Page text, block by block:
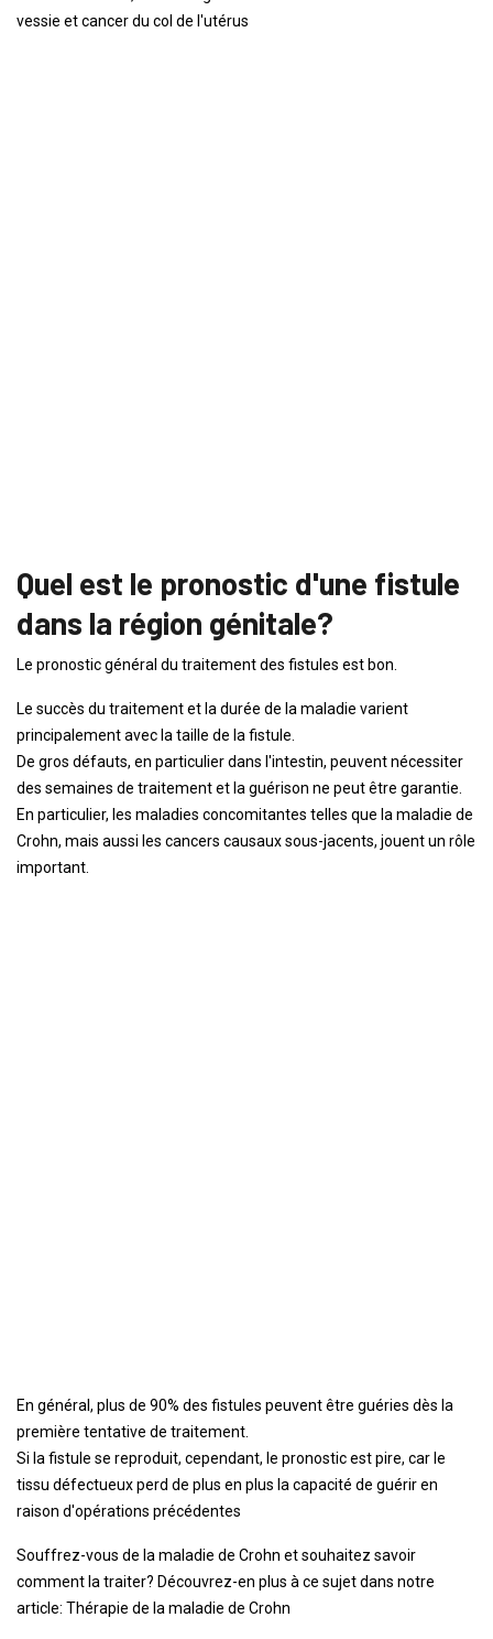
vessie et cancer du col de l'utérus
Quel est le pronostic d'une fistule
dans la région génitale?
Le pronostic général du traitement des fistules est bon.
Le succès du traitement et la durée de la maladie varient
principalement avec la taille de la fistule.
De gros défauts, en particulier dans l'intestin, peuvent nécessiter
des semaines de traitement et la guérison ne peut être garantie.
En particulier, les maladies concomitantes telles que la maladie de
Crohn, mais aussi les cancers causaux sous-jacents, jouent un rôle
important.
En général, plus de 90% des fistules peuvent être guéries dès la
première tentative de traitement.
Si la fistule se reproduit, cependant, le pronostic est pire, car le
tissu défectueux perd de plus en plus la capacité de guérir en
raison d'opérations précédentes
Souffrez-vous de la maladie de Crohn et souhaitez savoir
comment la traiter? Découvrez-en plus à ce sujet dans notre
article: Thérapie de la maladie de Crohn